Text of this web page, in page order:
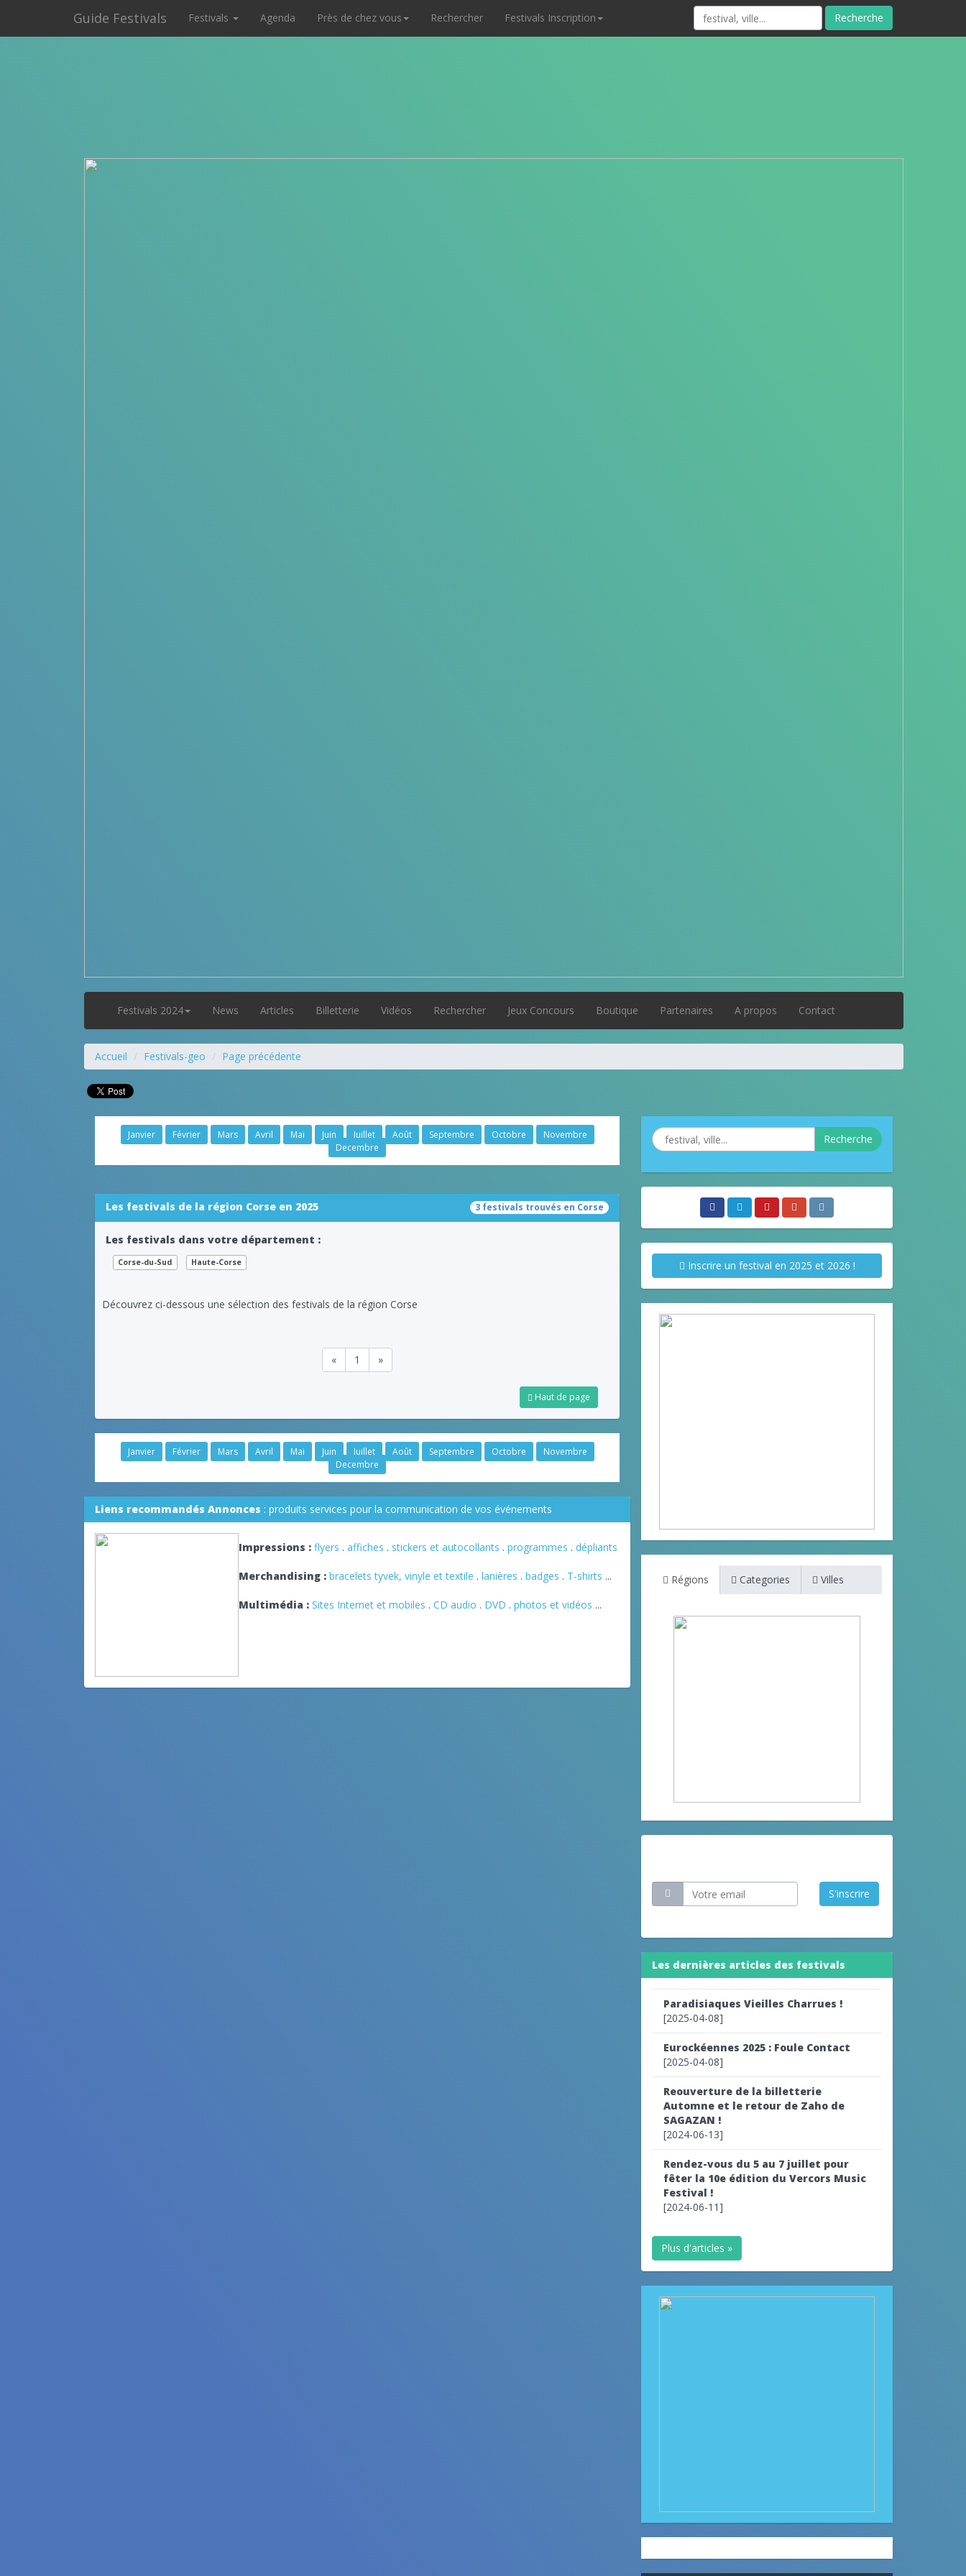
Guide Festivals Festivals Agenda Près de chez vous Rechercher Festivals Inscription Recherche
Festivals 2024 News Articles Billetterie Vidéos Rechercher Jeux Concours Boutique Partenaires A propos Contact
Accueil Festivals-geo Page précédente
Janvier Février Mars Avril Mai Juin Juillet Août Septembre Octobre
Novembre
Decembre
Les festivals de la région Corse en 2025 3 festivals trouvés en Corse
Les festivals dans votre département :
Corse-du-Sud Haute-Corse
Découvrez ci-dessous une sélection des festivals de la région Corse
« 1 »
Haut de page
Janvier Février Mars Avril Mai Juin Juillet Août Septembre Octobre
Novembre
Decembre
Liens recommandés Annonces : produits services pour la communication de vos événements
Impressions : flyers . affiches . stickers et autocollants . programmes . dépliants
Merchandising : bracelets tyvek, vinyle et textile . lanières . badges . T-shirts ...
Multimédia : Sites Internet et mobiles . CD audio . DVD . photos et vidéos ...
Recherche
Inscrire un festival en 2025 et 2026 !
Régions Categories Villes
S'inscrire
Les dernières articles des festivals
Paradisiaques Vieilles Charrues !
[2025-04-08]
Eurockéennes 2025 : Foule Contact
[2025-04-08]
Reouverture de la billetterie
Automne et le retour de Zaho de
SAGAZAN !
[2024-06-13]
Rendez-vous du 5 au 7 juillet pour
fêter la 10e édition du Vercors Music
Festival !
[2024-06-11]
Plus d'articles »